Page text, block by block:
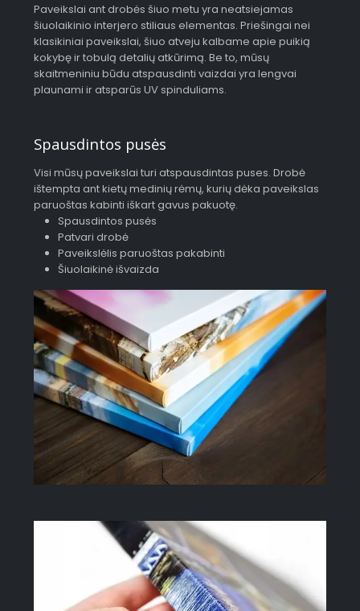
Paveikslai ant drobės šiuo metu yra neatsiejamas
šiuolaikinio interjero stiliaus elementas. Priešingai nei
klasikiniai paveikslai, šiuo atveju kalbame apie puikią
kokybę ir tobulą detalių atkūrimą. Be to, mūsų
skaitmeniniu būdu atspausdinti vaizdai yra lengvai
plaunami ir atsparūs UV spinduliams.
Spausdintos pusės
Visi mūsų paveikslai turi atspausdintas puses. Drobė
ištempta ant kietų medinių rėmų, kurių dėka paveikslas
paruoštas kabinti iškart gavus pakuotę.
Spausdintos pusės
Patvari drobė
Paveikslėlis paruoštas pakabinti
Šiuolaikinė išvaizda